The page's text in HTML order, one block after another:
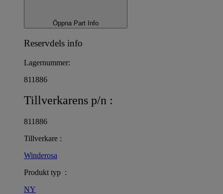
Öppna Part Info
Reservdels info
Lagernummer:
811886
Tillverkarens p/n :
811886
Tillverkare :
Winderosa
Produkt typ :
NY